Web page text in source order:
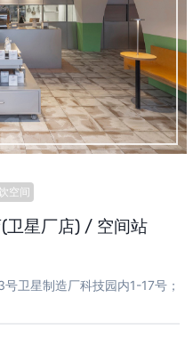
空间
(卫星厂店) / 空间站
卫星制造厂科技园内1-17号；